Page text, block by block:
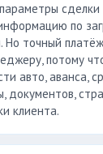
сделки
по
Но точный
потому
авто, аванса,
документов,
клиента.